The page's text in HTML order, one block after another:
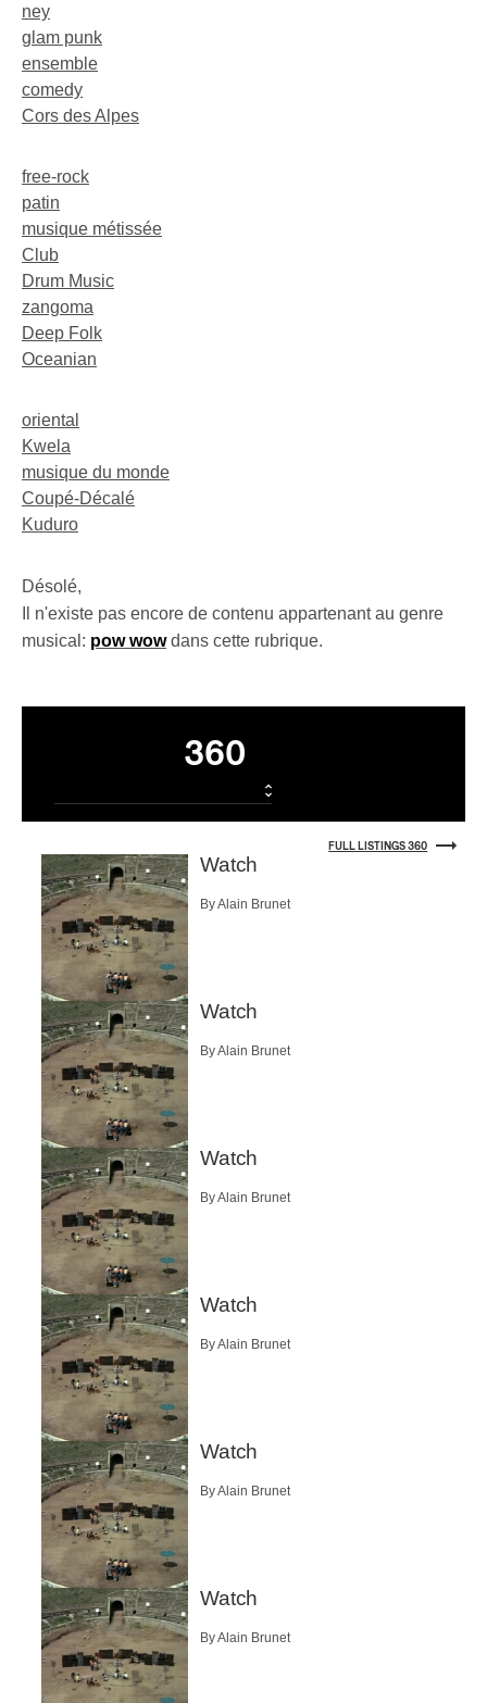
ney
glam punk
ensemble
comedy
Cors des Alpes
free-rock
patin
musique métissée
Club
Drum Music
zangoma
Deep Folk
Oceanian
oriental
Kwela
musique du monde
Coupé-Décalé
Kuduro
Désolé,
Il n'existe pas encore de contenu appartenant au genre
musical: pow wowdans cette rubrique.
360
FULL LISTINGS 360
Watch
By Alain Brunet
Watch
By Alain Brunet
Watch
By Alain Brunet
Watch
By Alain Brunet
Watch
By Alain Brunet
Watch
By Alain Brunet